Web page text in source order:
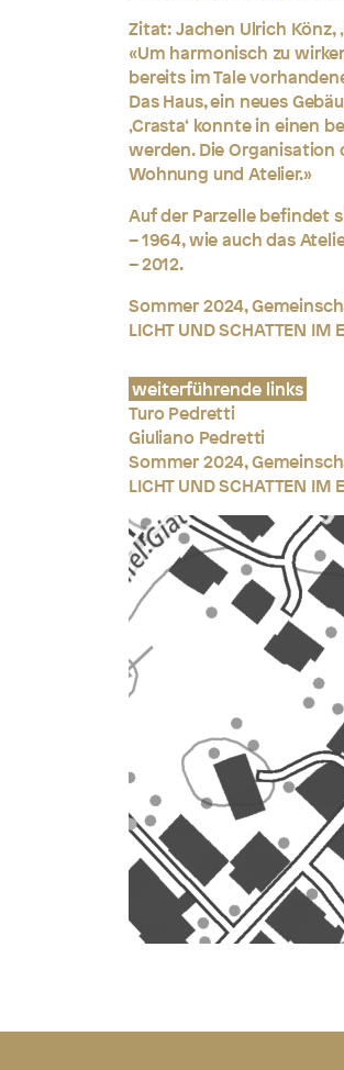
Zitat: Jachen Ulrich Könz,
«Um harmonisch zu
bereits im Tale
Das Haus, ein neues
‚Crasta‘ konnte in einen
werden. Die Organisation
Wohnung und Atelier.»
Auf der Parzelle befindet
– 1964, wie auch das
– 2012.
Sommer 2024,
LICHT UND SCHATTEN IM
weiterführende links
Turo Pedretti
Giuliano Pedretti
Sommer 2024,
LICHT UND SCHATTEN IM